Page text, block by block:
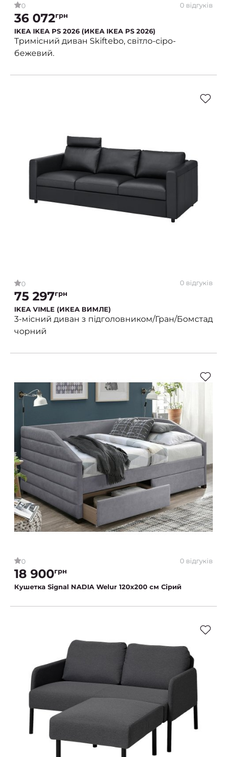
0 0 відгуків
36 072грн
IKEA IKEA PS 2026 (ИКЕА IKEA PS 2026)
Тримісний диван Skiftebo, світло-сіро-
бежевий.
0 0 відгуків
75 297грн
IKEA VIMLE (ИКЕА ВИМЛЕ)
3-місний диван з підголовником/Гран/Бомстад
чорний
0 0 відгуків
18 900грн
Кушетка Signal NADIA Welur 120x200 см Сірий